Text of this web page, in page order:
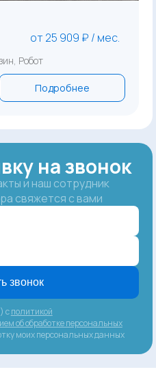
от 25 909 ₽ / мес.
Робот
Подробнее
на звонок
и наш сотрудник
свяжется с вами
звонок
сполитикой
об обработке персональных
моих персональных данных